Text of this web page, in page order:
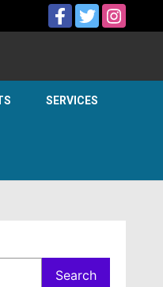
SERVICES
Search